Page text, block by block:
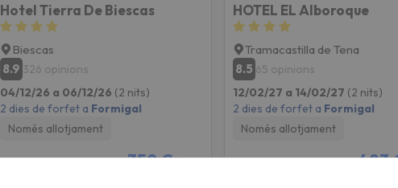
Hotel Tierra De Biescas
Biescas
8.9 326 opinions
04/12/26 a 06/12/26 (2 nits)
2 dies de forfet a Formigal
Només allotjament
359 €/pers.
HOTEL EL Alboroque
Tramacastilla de Tena
8.5 65 opinions
12/02/27 a 14/02/27 (2 nits)
2 dies de forfet a Formigal
Només allotjament
483